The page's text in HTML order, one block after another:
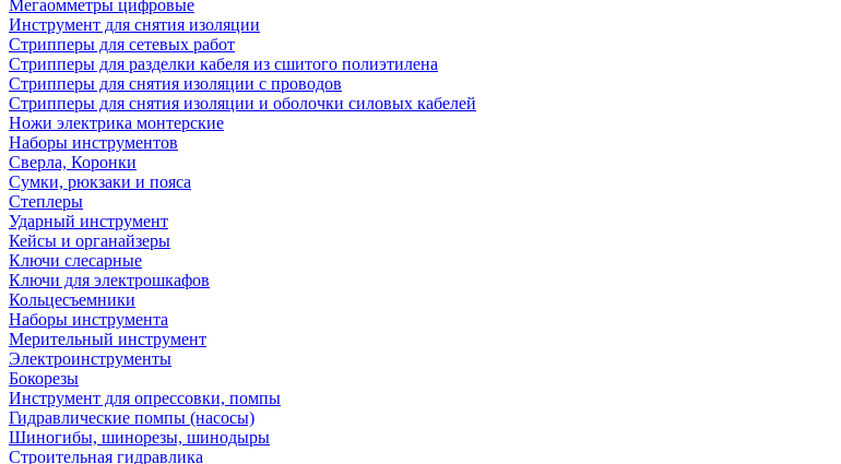
Мегаомметры цифровые
Инструмент для снятия изоляции
Стрипперы для сетевых работ
Стрипперы для разделки кабеля из сшитого полиэтилена
Cтрипперы для снятия изоляции с проводов
Стрипперы для снятия изоляции и оболочки силовых кабелей
Ножи электрика монтерские
Наборы инструментов
Сверла, Коронки
Сумки, рюкзаки и пояса
Степлеры
Ударный инструмент
Кейсы и органайзеры
Ключи слесарные
Ключи для электрошкафов
Кольцесъемники
Наборы инструмента
Мерительный инструмент
Электроинструменты
Бокорезы
Инструмент для опрессовки, помпы
Гидравлические помпы (насосы)
Шиногибы, шинорезы, шинодыры
Строительная гидравлика